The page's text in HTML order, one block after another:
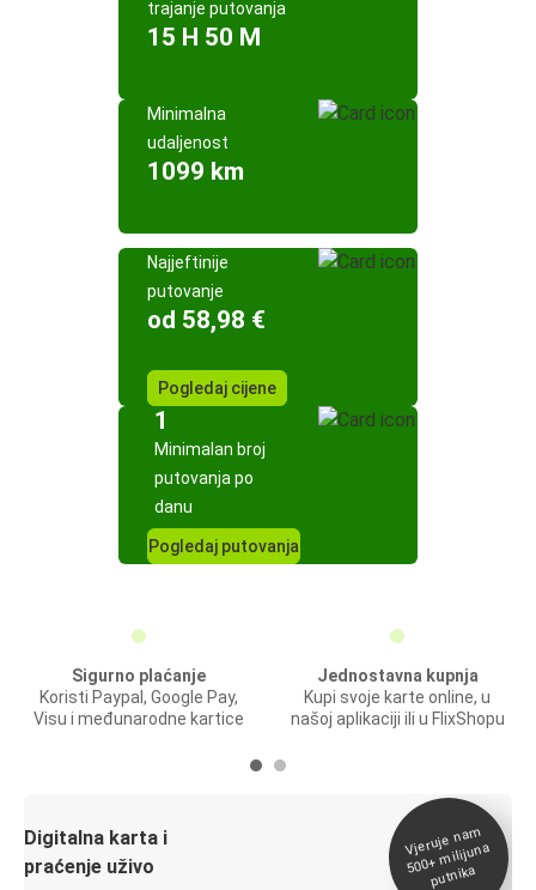
trajanje putovanja
15 H 50 M
Minimalna
udaljenost
1099 km
Najjeftinije
putovanje
od 58,98 €
Pogledaj cijene
1
Minimalan broj
putovanja po
danu
Pogledaj putovanja
Sigurno plaćanje
Koristi Paypal, Google Pay,
Visu i međunarodne kartice
Jednostavna kupnja
Kupi svoje karte online, u
našoj aplikaciji ili u FlixShopu
Digitalna karta i
praćenje uživo
Vjeruje na
m
500+
milijuna
putnika